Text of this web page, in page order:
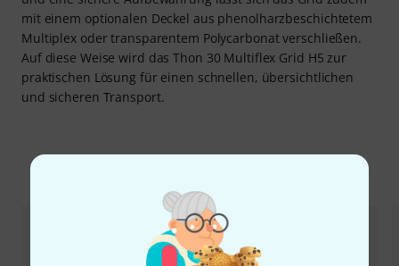
mit einem optionalen Deckel aus phenolharzbeschichtetem
Multiplex oder transparentem Polycarbonat verschließen.
Auf diese Weise wird das Thon 30 Multiflex Grid H5 zur
praktischen Lösung für einen schnellen, übersichtlichen
und sicheren Transport.